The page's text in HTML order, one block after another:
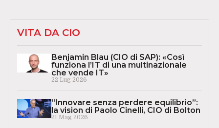
VITA DA CIO
Benjamin Blau (CIO di SAP): «Così
funziona l’IT di una multinazionale
che vende IT»
22 Lug 2026
“Innovare senza perdere equilibrio”:
la vision di Paolo Cinelli, CIO di Bolton
21 Mag 2026